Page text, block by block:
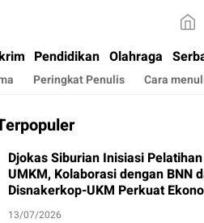
Pendidikan Olahraga
Peringkat Penulis Cara
Djokas Siburian Inisiasi Pelatihan
UMKM, Kolaborasi dengan BNN
Disnakerkop-UKM Perkuat
Warga
13/07/2026